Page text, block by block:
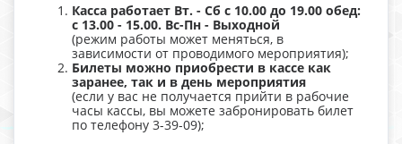
Касса работает Вт. - Сб с 10.00 до 19.00 обед:
с 13.00 - 15.00. Вс-Пн - Выходной
(режим работы может меняться, в
зависимости от проводимого мероприятия);
Билеты можно приобрести в кассе как
заранее, так и в день мероприятия
(если у вас не получается прийти в рабочие
часы кассы, вы можете забронировать билет
по телефону 3-39-09);